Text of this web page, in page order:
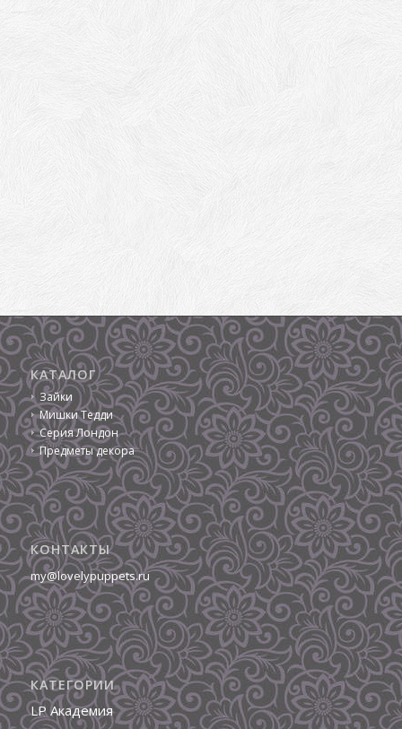
КАТАЛОГ
Зайки
Мишки Тедди
Серия Лондон
Предметы декора
КОНТАКТЫ
my@lovelypuppets.ru
КАТЕГОРИИ
LP Академия